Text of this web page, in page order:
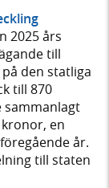
2025 års
till
den statliga
till 870
sammanlagt
en
år.
till staten